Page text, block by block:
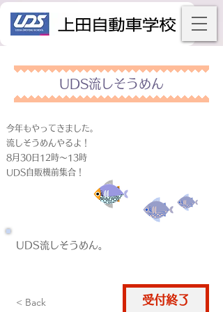
UDS流しそうめん
今年もやってきました。
流しそうめんやるよ！
8月30日12時～13時
UDS自販機前集合！
UDS流しそうめん。
< Back 仮申込
受付終了